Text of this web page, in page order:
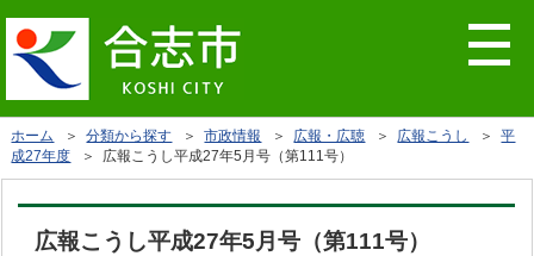
ホーム ＞分類から探す ＞市政情報 ＞ 広報・広聴 ＞ 広報こうし ＞平
成27年度 ＞ 広報こうし平成27年5月号（第111号）
広報こうし平成27年5月号（第111号）